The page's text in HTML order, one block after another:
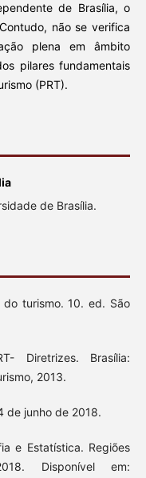
de Brasília, o
não se verifica
plena em âmbito
pilares fundamentais
(PRT).
de Brasília.
do turismo. 10. ed. São
Diretrizes. Brasília:
2013.
de junho de 2018.
e Estatística. Regiões
Disponível em: